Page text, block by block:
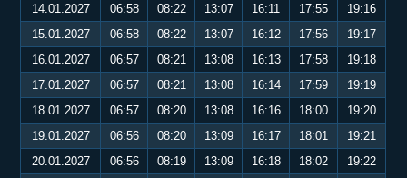
14.01.2027
06:58 08:22 13:07 16:11 17:55
19:16
15.01.2027
06:58 08:22 13:07 16:12 17:56
19:17
16.01.2027
06:57 08:21 13:08 16:13 17:58
19:18
17.01.2027
06:57 08:21 13:08 16:14 17:59
19:19
18.01.2027
06:57 08:20 13:08 16:16 18:00
19:20
19.01.2027
06:56 08:20 13:09 16:17 18:01
19:21
20.01.2027
06:56 08:19 13:09 16:18 18:02
19:22